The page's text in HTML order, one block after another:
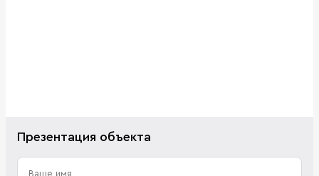
Презентация объекта